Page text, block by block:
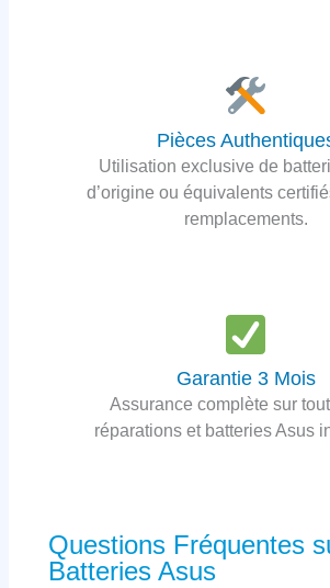
Pièces
Utilisation exclusive de
d’origine ou équivalents
remplacements.
Garantie 3 Mois
Assurance complète sur
réparations et batteries Asus
Questions Fréquentes
Batteries Asus